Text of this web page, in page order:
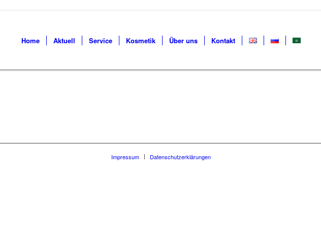
Home Aktuell Service Kosmetik Über uns Kontakt
Impressum Datenschutzerklärungen